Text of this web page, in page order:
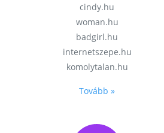
cindy.hu
woman.hu
badgirl.hu
internetszepe.hu
komolytalan.hu
Tovább »